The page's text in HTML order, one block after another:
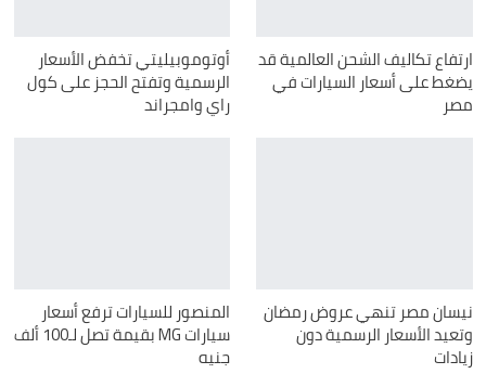
ارتفاع تكاليف الشحن العالمية قد
يضغط على أسعار السيارات في
مصر
أوتوموبيليتي تخفض الأسعار
الرسمية وتفتح الحجز على كول
راي وامجراند
نيسان مصر تنهي عروض رمضان
وتعيد الأسعار الرسمية دون
زيادات
المنصور للسيارات ترفع أسعار
سيارات MG بقيمة تصل لـ100 ألف
جنيه